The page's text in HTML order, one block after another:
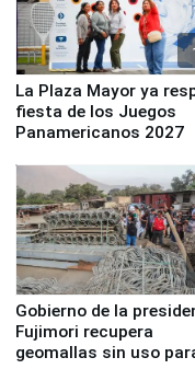
La Plaza Mayor ya
fiesta de los Juegos
Panamericanos 2027
Gobierno de la
Fujimori recupera
geomallas sin uso